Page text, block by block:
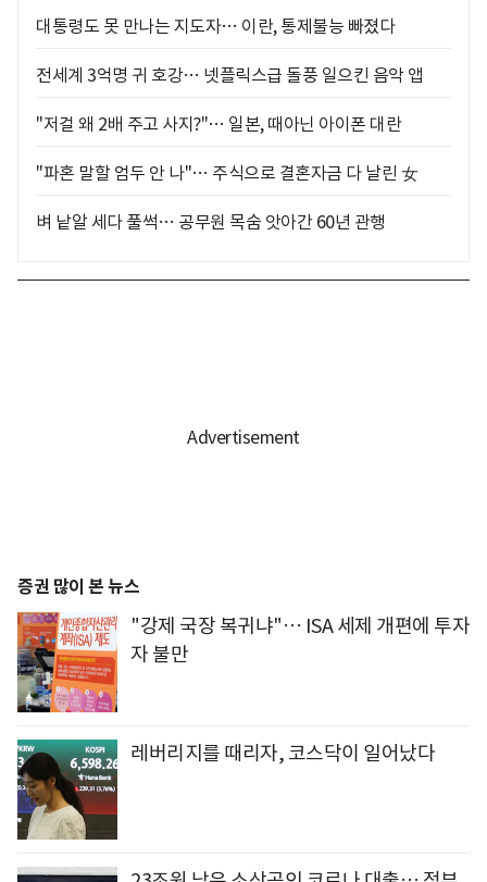
대통령도 못 만나는 지도자… 이란, 통제불능 빠졌다
전세계 3억명 귀 호강… 넷플릭스급 돌풍 일으킨 음악 앱
"저걸 왜 2배 주고 사지?"… 일본, 때아닌 아이폰 대란
"파혼 말할 엄두 안 나"… 주식으로 결혼자금 다 날린 女
벼 낱알 세다 풀썩… 공무원 목숨 앗아간 60년 관행
증권 많이 본 뉴스
"강제 국장 복귀냐"… ISA 세제 개편에 투자
자 불만
레버리지를 때리자, 코스닥이 일어났다